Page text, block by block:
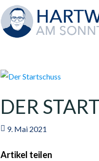
DER
9. Mai 2021
Artikel teilen